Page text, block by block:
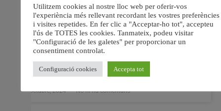
Dia de la Comunitat Valenciana a Benetússer en el
tradicional festival de paelles organitzat per
l’Ajuntament de la localitat amb motiu del 9 d’Octubre.
En total s’han inscrit 83 grups de persones entre
associacions i col·lectius no organitzats. Després del
festival de
8 octubre, 2024 No hi ha comentaris